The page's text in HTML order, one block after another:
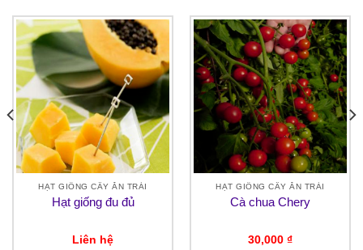
HẠT GIỐNG CÂY ĂN TRÁI
Hạt giống đu đủ
Liên hệ
HẠT GIỐNG CÂY ĂN TRÁI
Cà chua Chery
30,000 ₫